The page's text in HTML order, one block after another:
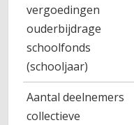
vergoedingen
ouderbijdrage
schoolfonds
(schooljaar)
Aantal deelnemers
collectieve